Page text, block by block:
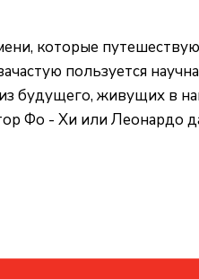
которые
пользуется
будущего, живущих в
Фо - Хи или Леонардо